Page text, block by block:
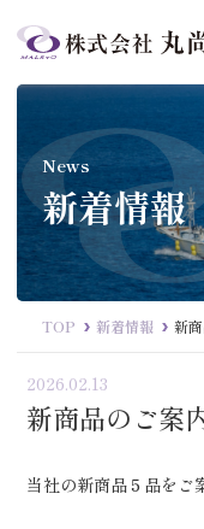
News
新着情報
TOP 新着情報 新
2026.02.13
新商品のご案
当社の新商品５品をご